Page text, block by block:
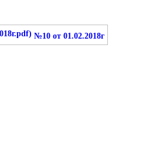
№10 от 01.02.2018г